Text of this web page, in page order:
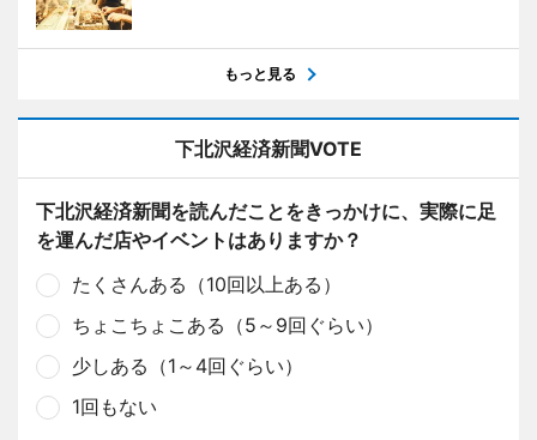
もっと見る
下北沢経済新聞VOTE
下北沢経済新聞を読んだことをきっかけに、実際に足
を運んだ店やイベントはありますか？
たくさんある（10回以上ある）
ちょこちょこある（5～9回ぐらい）
少しある（1～4回ぐらい）
1回もない